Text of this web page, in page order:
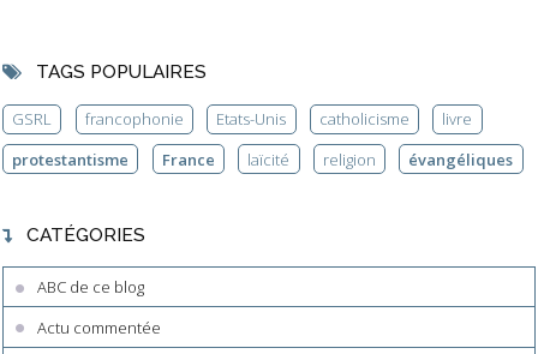
TAGS POPULAIRES
GSRL francophonie Etats-Unis catholicisme
livre
protestantisme
France laïcité religion évangéliques
CATÉGORIES
ABC de ce blog
Actu commentée